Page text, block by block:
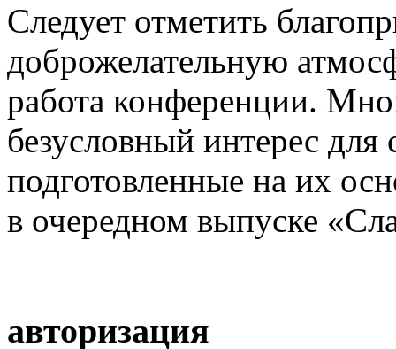
Следует отметить
доброжелательную
работа конференции.
безусловный интерес для
подготовленные на их
в очередном выпуске
авторизация